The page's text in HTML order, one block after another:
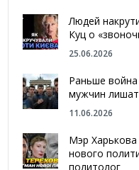
Людей
Куц о
25.06.2026
Раньше война
мужчин
11.06.2026
Мэр
нового
политолог